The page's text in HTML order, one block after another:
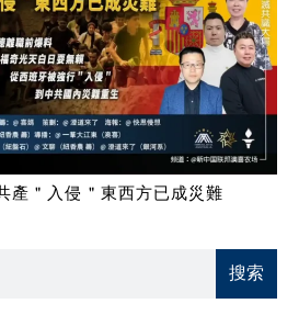
產＂入侵＂東西方已成災難
搜索